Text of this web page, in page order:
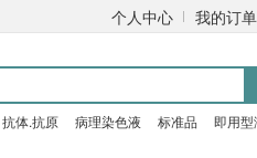
个人中心 我的订单
抗体.抗原 病理染色液 标准品
即用型